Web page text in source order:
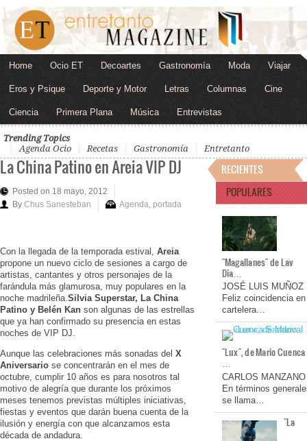
Home Ocio ET Decoartes Gastronomía Moda Viajar
Eros y Psique Deporte y Motor Letras Columnas Cine
Ciencia Primera Plana Música Entrevistas
Trending Topics
Agenda Ocio
Recetas Gastronomía Entretanto
La China Patino en Areia VIP DJ
Posted on 18 mayo, 2012
By Chus Sanesteban Agenda portada
Con la llegada de la temporada estival, Areia
propone un nuevo ciclo de sesiones a cargo de
artistas, cantantes y otros personajes de la
farándula más glamurosa, muy populares en la
noche madrileña. Silvia Superstar, La China
Patino y Belén Kan son algunas de las estrellas
que ya han confirmado su presencia en estas
noches de VIP DJ.
Aunque las celebraciones más sonadas del X
Aniversario se concentrarán en el mes de
octubre, cumplir 10 años es para nosotros tal
motivo de alegría que durante los próximos
meses tenemos previstas múltiples iniciativas,
fiestas y eventos que darán buena cuenta de la
ilusión y energía con que alcanzamos esta
década de andadura.
RECIENTES
POPULARES
"Magallanes" de Lav
Dia…
JOSÉ LUIS MUÑOZ
Feliz coincidencia en
cartelera…
"Lux", de Mario Cuenca
…
CARLOS MANZANO
En términos
se llama…
"La